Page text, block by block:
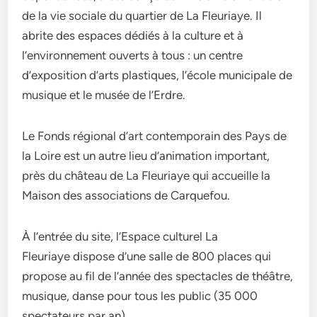
de la vie sociale du quartier de La Fleuriaye. Il
abrite des espaces dédiés à la culture et à
l’environnement ouverts à tous : un centre
d’exposition d’arts plastiques, l’école municipale de
musique et le musée de l’Erdre.
Le Fonds régional d’art contemporain des Pays de
la Loire est un autre lieu d’animation important,
près du château de La Fleuriaye qui accueille la
Maison des associations de Carquefou.
À l’entrée du site, l’Espace culturel La
Fleuriaye dispose d’une salle de 800 places qui
propose au fil de l’année des spectacles de théâtre,
musique, danse pour tous les public (35 000